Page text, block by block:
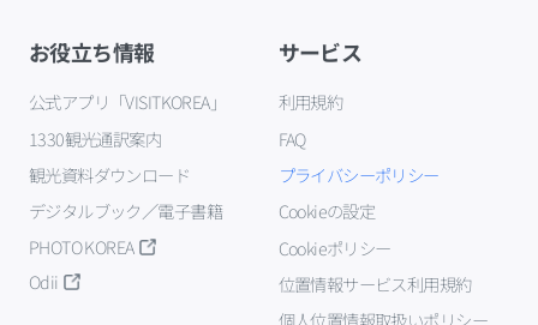
お役立ち情報
公式アプリ「VISITKOREA」
1330観光通訳案内
観光資料ダウンロード
デジタルブック／電子書籍
PHOTO KOREA
Odii
サービス
利用規約
FAQ
プライバシーポリシー
Cookieの設定
Cookieポリシー
位置情報サービス利用規約